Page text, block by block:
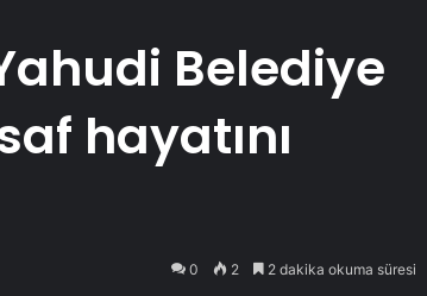
Belediye
hayatını
0 2 2 dakika okuma süresi